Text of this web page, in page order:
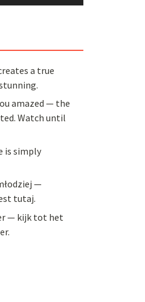
a true
amazed — the
Watch until
is simply
—
tutaj.
— kijk tot het